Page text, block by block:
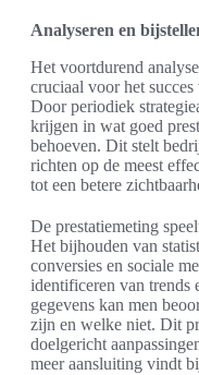
Analyseren en
Het voortdurend
cruciaal voor het
Door periodiek
krijgen in wat goed
behoeven. Dit stelt
richten op de meest
tot een betere
De prestatiemeting
Het bijhouden van
conversies en sociale
identificeren van trends
gegevens kan men
zijn en welke niet. Dit
doelgericht
meer aansluiting vindt